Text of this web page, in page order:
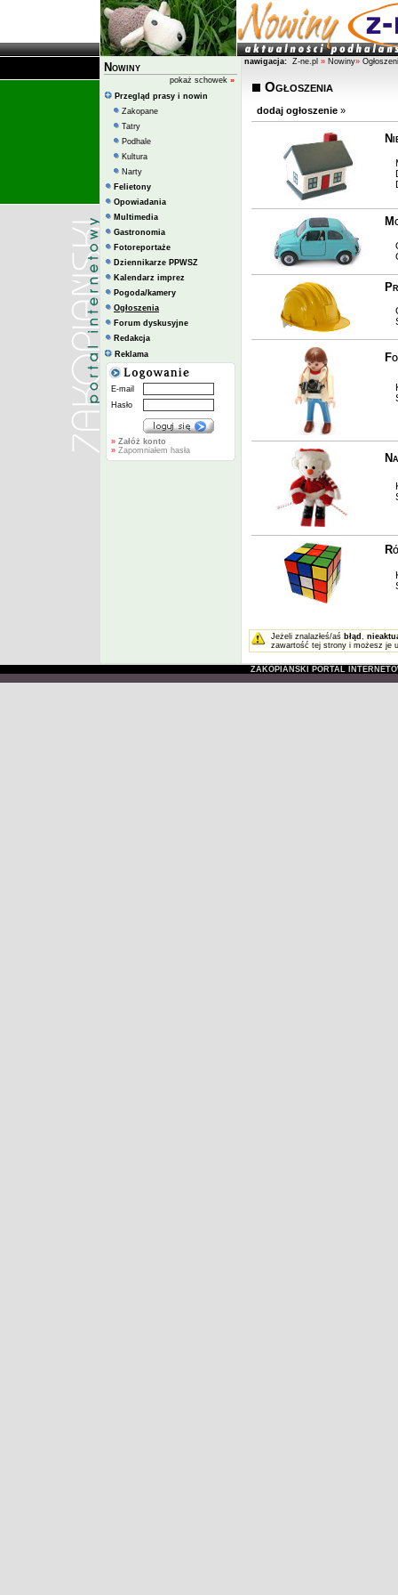
Nowiny
pokaż schowek »
Przegląd prasy i nowin
Zakopane
Tatry
Podhale
Kultura
Narty
Felietony
Opowiadania
Multimedia
Gastronomia
Fotoreportaże
Dziennikarze PPWSZ
Kalendarz imprez
Pogoda/kamery
Ogłoszenia
Forum dyskusyjne
Redakcja
Reklama
E-mail
Hasło
» Załóż konto
» Zapomniałem hasła
nawigacja: Z-ne.pl » Nowiny»
Ogłoszenia
dodaj ogłoszenie»
Jeżeli znalazłeś/aś błąd ,
zawartość tej strony i możesz je
ZAKOPIAŃSKI PORTAL